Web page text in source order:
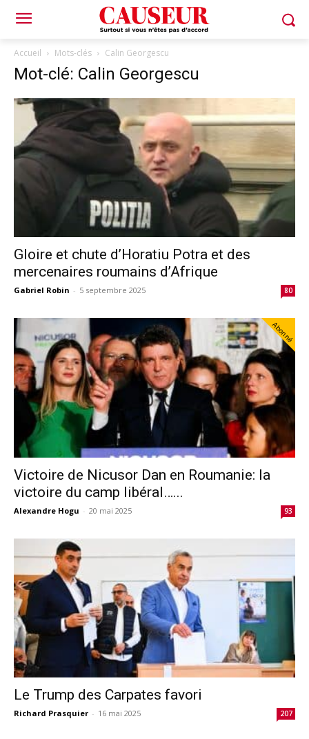
Accueil Mots-clés Calin Georgescu
Mot-clé: Calin Georgescu
Gloire et chute d’Horatiu Potra et des
mercenaires roumains d’Afrique
Gabriel Robin - 5 septembre 2025 80
Abonné
Victoire de Nicusor Dan en Roumanie: la
victoire du camp libéral…...
Alexandre Hogu - 20 mai 2025 93
Le Trump des Carpates favori
Richard Prasquier - 16 mai 2025 207